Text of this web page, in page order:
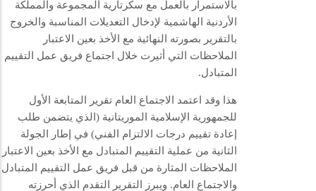
بالاستمرار بالعمل مع سكرتارية المجموعة والمملكة
الأردنية الهاشمية لإدخال التعديلات المناسبة والخروج
بالتقرير بصورته النهائية مع الأخذ بعين الاعتبار
الملاحظات التي أثيرت خلال اجتماع فريق عمل التقييم
المتبادل.
هذا وقد اعتمد الاجتماع العام تقرير المتابعة الأول
للجمهورية الإسلامية الموريتانية (الذي يتضمن طلب
إعادة تقييم درجات الالتزام الفني) في إطار الجولة
الثانية من عملية التقييم المتبادل مع الأخذ بعين الاعتبار
الملاحظات المثارة من قبل فريق عمل التقييم المتبادل
والاجتماع العام. ويبرز التقرير التقدم الذي أحرزته